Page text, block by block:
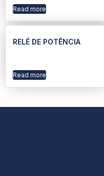
Read more
RELÉ DE POTÊNCIA
Read more